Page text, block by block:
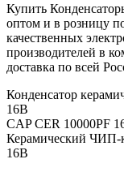
Купить
оптом и в розницу
качественных
производителей в
доставка по всей
Конденсатор
16В
CAP CER 10000PF
Керамический ЧИП-
16В